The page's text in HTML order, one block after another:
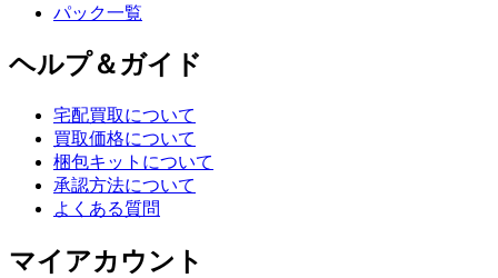
パック一覧
ヘルプ＆ガイド
宅配買取について
買取価格について
梱包キットについて
承認方法について
よくある質問
マイアカウント